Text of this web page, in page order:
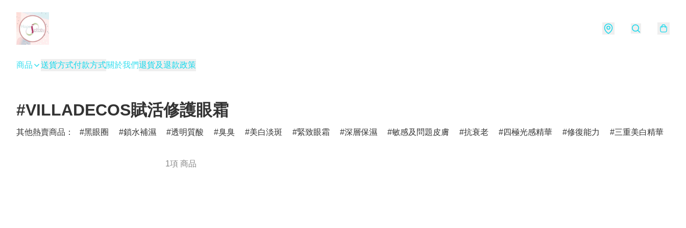
商品 送貨方式付款方式關於我們退貨及退款政策
#VILLADECOS賦活修護眼霜
其他熱賣商品： 黑眼圈 鎖水補濕 透明質酸 臭臭 美白淡斑 緊致眼霜 深層保濕 敏感及問題皮膚 抗衰老 四極光感精華 修復能力 三重美白精華
1項 商品